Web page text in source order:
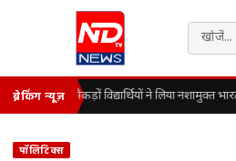
ब्रेकिंग न्यूज़ सैकड़ों विद्यार्थियों ने लिया
पॉलिटिक्स